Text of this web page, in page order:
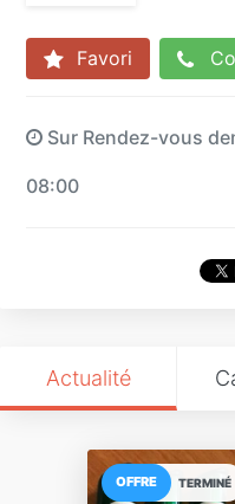
Favori
Sur Rendez-vous
08:00
Actualité
TERMINÉ
OFFRE